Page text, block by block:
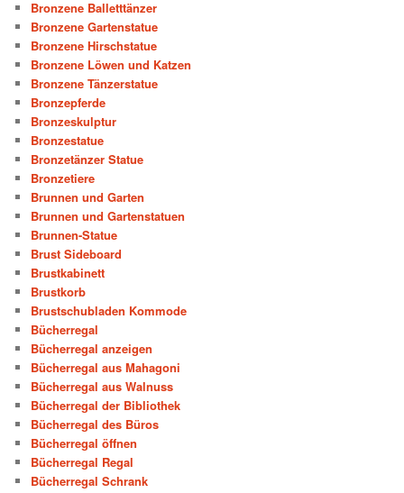
Bronzene Balletttänzer
Bronzene Gartenstatue
Bronzene Hirschstatue
Bronzene Löwen und Katzen
Bronzene Tänzerstatue
Bronzepferde
Bronzeskulptur
Bronzestatue
Bronzetänzer Statue
Bronzetiere
Brunnen und Garten
Brunnen und Gartenstatuen
Brunnen-Statue
Brust Sideboard
Brustkabinett
Brustkorb
Brustschubladen Kommode
Bücherregal
Bücherregal anzeigen
Bücherregal aus Mahagoni
Bücherregal aus Walnuss
Bücherregal der Bibliothek
Bücherregal des Büros
Bücherregal öffnen
Bücherregal Regal
Bücherregal Schrank